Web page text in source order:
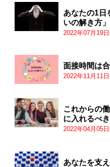
あなたの1日
いの解き方
2022年07月19日
面接時間は
2022年11月11日
これからの
に入れるべき
2022年04月05日
あなたを支